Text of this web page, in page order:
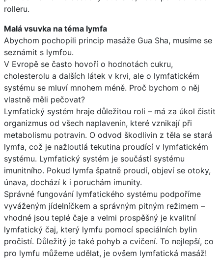
rolleru.
Malá vsuvka na téma lymfa
Abychom pochopili princip masáže Gua Sha, musíme se
seznámit s lymfou.
V Evropě se často hovoří o hodnotách cukru,
cholesterolu a dalších látek v krvi, ale o lymfatickém
systému se mluví mnohem méně. Proč bychom o něj
vlastně měli pečovat?
Lymfatický systém hraje důležitou roli – má za úkol čistit
organizmus od všech naplavenin, které vznikají při
metabolismu potravin. O odvod škodlivin z těla se stará
lymfa, což je nažloutlá tekutina proudící v lymfatickém
systému. Lymfatický systém je součástí systému
imunitního. Pokud lymfa špatně proudí, objeví se otoky,
únava, dochází k i poruchám imunity.
Správné fungování lymfatického systému podpoříme
vyváženým jídelníčkem a správným pitným režimem –
vhodné jsou teplé čaje a velmi prospěšný je kvalitní
lymfatický čaj, který lymfu pomocí speciálních bylin
pročistí. Důležitý je také pohyb a cvičení. To nejlepší, co
pro lymfu můžeme udělat, je ovšem lymfatická masáž!